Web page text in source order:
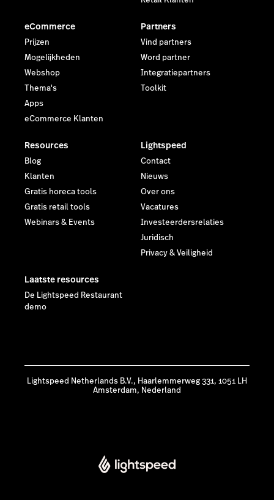
eCommerce
Prijzen
Mogelijkheden
Webshop
Thema's
Apps
eCommerce Klanten
Partners
Vind partners
Word partner
Integratiepartners
Toolkit
Resources
Blog
Klanten
Gratis horeca tools
Gratis retail tools
Webinars & Events
Lightspeed
Contact
Nieuws
Over ons
Vacatures
Investeerdersrelaties
Juridisch
Privacy & Veiligheid
Laatste resources
De Lightspeed Restaurant
demo
Lightspeed Netherlands B.V., Haarlemmerweg 331, 1051 LH
Amsterdam, Nederland